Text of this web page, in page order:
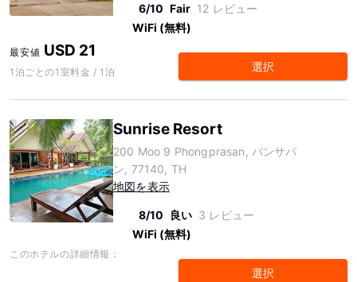
6/10 Fair 12 レビュー
WiFi (無料)
最安値 USD 21
1泊ごとの1室料金 / 1泊 選択
Sunrise Resort
200 Moo 9 Phongprasan, バンサパ
ン, 77140, TH
地図を表示
8/10 良い 3 レビュー
WiFi (無料)
このホテルの詳細情報：
選択